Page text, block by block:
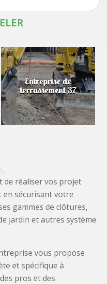
Entreprise de
terrassement 37
de réaliser vos projet
en sécurisant votre
gammes de clôtures,
jardin et autres système
vous propose
et spécifique à
pros et des